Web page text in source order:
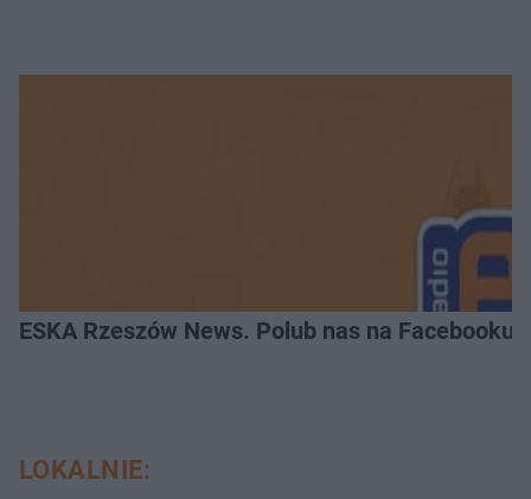
ESKA Rzeszów News. Polub nas na Facebooku!
LOKALNIE: